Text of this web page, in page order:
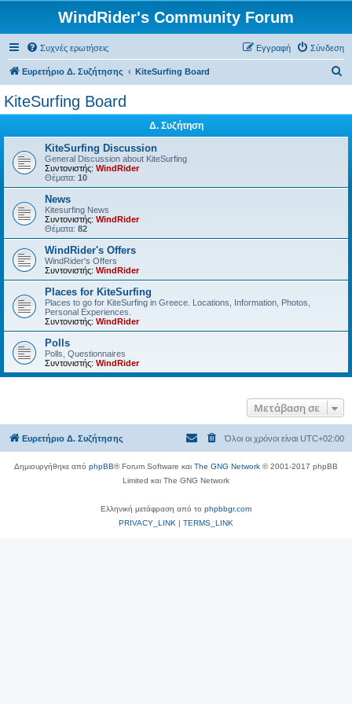
WindRider's Community Forum
Συχνές ερωτήσεις Σύνδεση
Εγγραφή
Ευρετήριο Δ. Συζήτησης KiteSurfing Board
KiteSurfing Board
Δ. Συζήτηση
KiteSurfing Discussion
General Discussion about KiteSurfing
Συντονιστής: WindRider
Θέματα: 10
News
Kitesurfing News
Συντονιστής: WindRider
Θέματα: 82
WindRider's Offers
WindRider's Offers
Συντονιστής: WindRider
Places for KiteSurfing
Places to go for KiteSurfing in Greece. Locations, Information, Photos,
Personal Experiences.
Συντονιστής: WindRider
Polls
Polls, Questionnaires
Συντονιστής: WindRider
Μετάβαση σε
Ευρετήριο Δ. Συζήτησης Όλοι οι χρόνοι είναι UTC+02:00
Δημιουργήθηκε από phpBB® Forum Software και The GNG Network © 2001-2017 phpBB
Limited και The GNG Network
Ελληνική μετάφραση από το phpbbgr.com
PRIVACY_LINK | TERMS_LINK